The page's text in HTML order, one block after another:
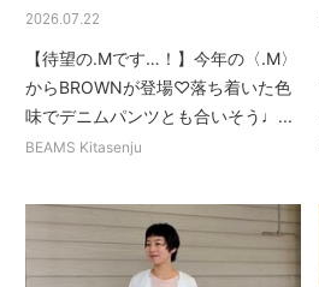
2026.07.22
【待望の.Mです…！】今年の〈.M〉
からBROWNが登場♡落ち着いた色
味でデニムパンツとも合いそう♩...
BEAMS Kitasenju